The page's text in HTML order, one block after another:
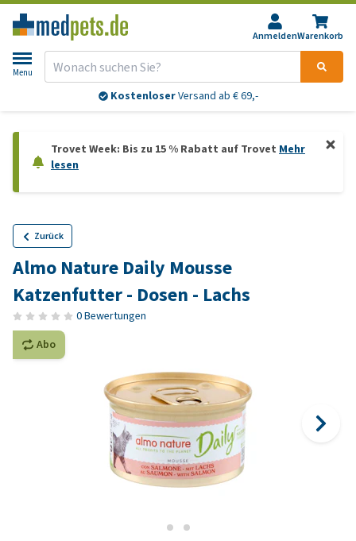
AnmeldenWarenkorb
Menu
KostenloserVersand ab € 69,-
Trovet Week: Bis zu 15 % Rabatt auf Trovet Mehr
lesen
Zurück
Almo Nature Daily Mousse
Katzenfutter - Dosen - Lachs
0 Bewertungen
Abo